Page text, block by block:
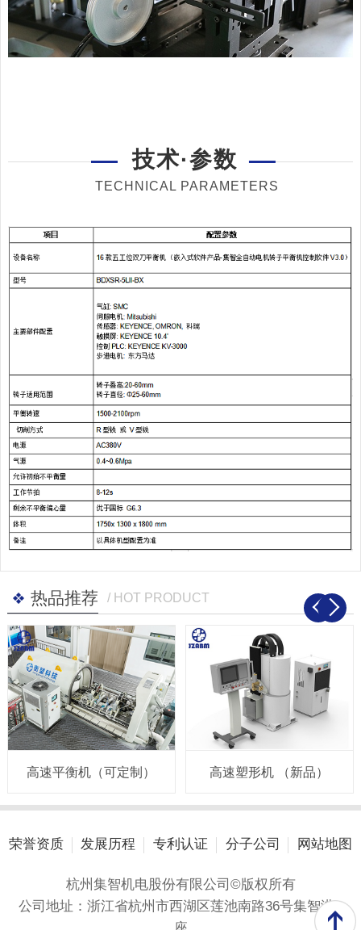
技术·参数
TECHNICAL PARAMETERS
热品推荐 / HOT PRODUCT
高速平衡机（可定制） 高速塑形机 （新品）
荣誉资质 发展历程 专利认证 分子公司 网站地图
杭州集智机电股份有限公司©版权所有
公司地址：浙江省杭州市西湖区莲池南路36号集智港A